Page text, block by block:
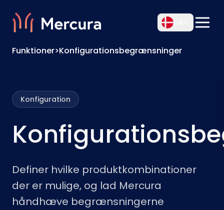
Funktioner>Konfigurationsbegrænsninger
Konfiguration
Definer hvilke produktkombinationer
der er mulige, og lad Mercura
håndhæve begrænsningerne